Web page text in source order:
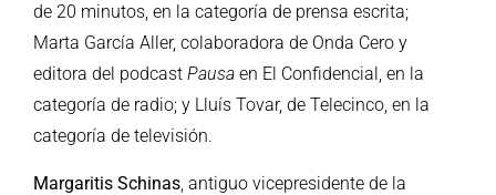
de 20 minutos, en la categoría de prensa escrita;
Marta García Aller, colaboradora de Onda Cero y
editora del podcast Pausa en El Confidencial, en la
categoría de radio; y Lluís Tovar, de Telecinco, en la
categoría de televisión.
Margaritis Schinas , antiguo vicepresidente de la